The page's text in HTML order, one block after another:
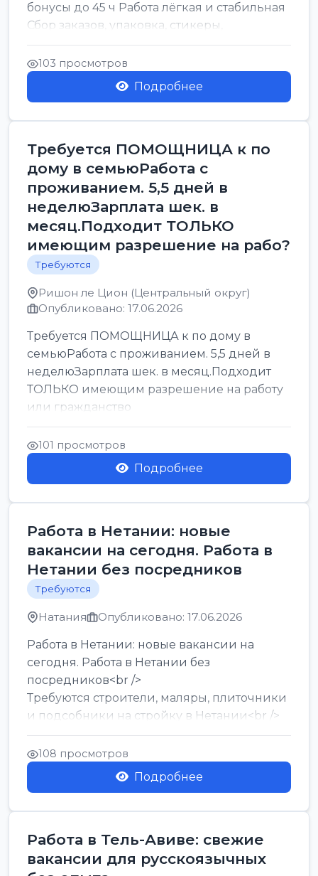
бонусы до 45 ч Работа лёгкая и стабильная
Сбор заказов, упаковка, стикеры,
сортировка Воскре...
103 просмотров
Подробнее
Требуется ПОМОЩНИЦА к по
дому в семьюРабота с
проживанием. 5,5 дней в
неделюЗарплата шек. в
месяц.Подходит ТОЛЬКО
имеющим разрешение на рабо?
Требуются
Ришон ле Цион (Центральный округ)
Опубликовано: 17.06.2026
Требуется ПОМОЩНИЦА к по дому в
семьюРабота с проживанием. 5,5 дней в
неделюЗарплата шек. в месяц.Подходит
ТОЛЬКО имеющим разрешение на работу
или гражданство
101 просмотров
Подробнее
Работа в Нетании: новые
вакансии на сегодня. Работа в
Нетании без посредников
Требуются
Натания Опубликовано: 17.06.2026
Работа в Нетании: новые вакансии на
сегодня. Работа в Нетании без
посредников<br />
Требуются строители, маляры, плиточники
и подсобники на стройку в Нетании<br />
Срочно требуются горничные, уборщи...
108 просмотров
Подробнее
Работа в Тель-Авиве: свежие
вакансии для русскоязычных